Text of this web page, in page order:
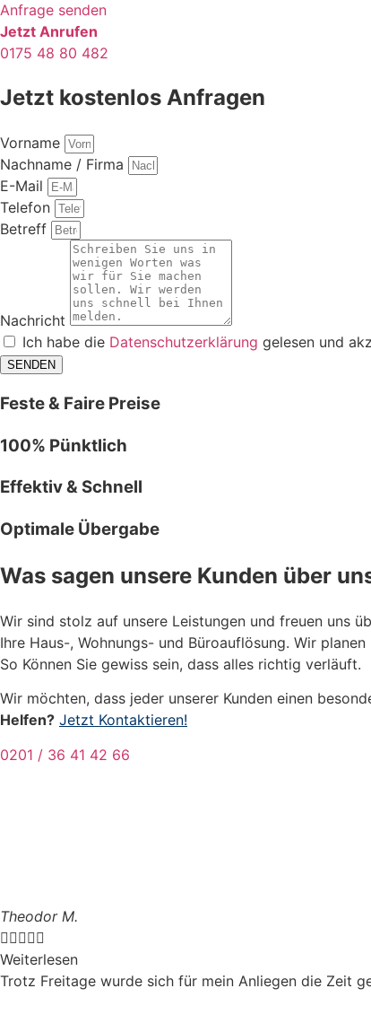
Anfrage senden
Jetzt Anrufen
0175 48 80 482
Jetzt kostenlos Anfragen
Vorname
Nachname / Firma
E-Mail
Telefon
Betreff
Nachricht
Ich habe die Datenschutzerklärung gelesen und
SENDEN
Feste & Faire Preise
100% Pünktlich
Effektiv & Schnell
Optimale Übergabe
Was sagen unsere Kunden über
Wir sind stolz auf unsere Leistungen und freuen uns
Ihre Haus-, Wohnungs- und Büroauflösung. Wir
So Können Sie gewiss sein, dass alles richtig verläuft.
Wir möchten, dass jeder unserer Kunden einen
Helfen? Jetzt Kontaktieren!
0201 / 36 41 42 66
Theodor M.

Weiterlesen
Trotz Freitage wurde sich für mein Anliegen die Zeit